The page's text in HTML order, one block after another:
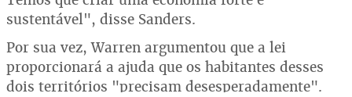
sustentável", disse Sanders.
Por sua vez, Warren argumentou que a lei
proporcionará a ajuda que os habitantes desses
dois territórios "precisam desesperadamente".